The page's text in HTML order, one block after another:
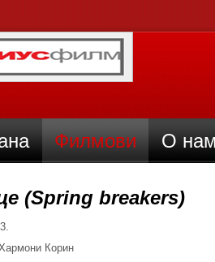
Филмови О
(Spring breakers)
.
Корин